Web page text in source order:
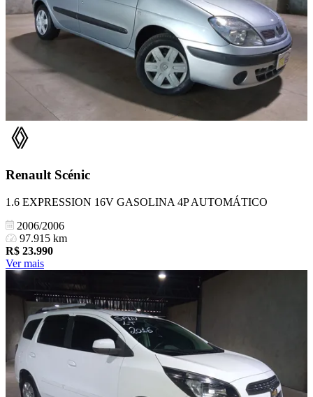
Renault Scénic
1.6 EXPRESSION 16V GASOLINA 4P AUTOMÁTICO
2006/2006
97.915 km
R$ 23.990
Ver mais